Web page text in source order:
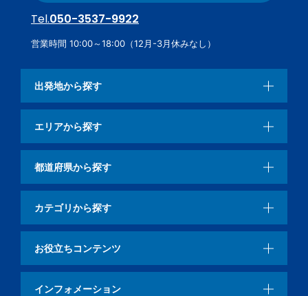
Tel.050-3537-9922
営業時間 10:00～18:00（12月-3月休みなし）
出発地から探す
エリアから探す
都道府県から探す
カテゴリから探す
お役立ちコンテンツ
インフォメーション